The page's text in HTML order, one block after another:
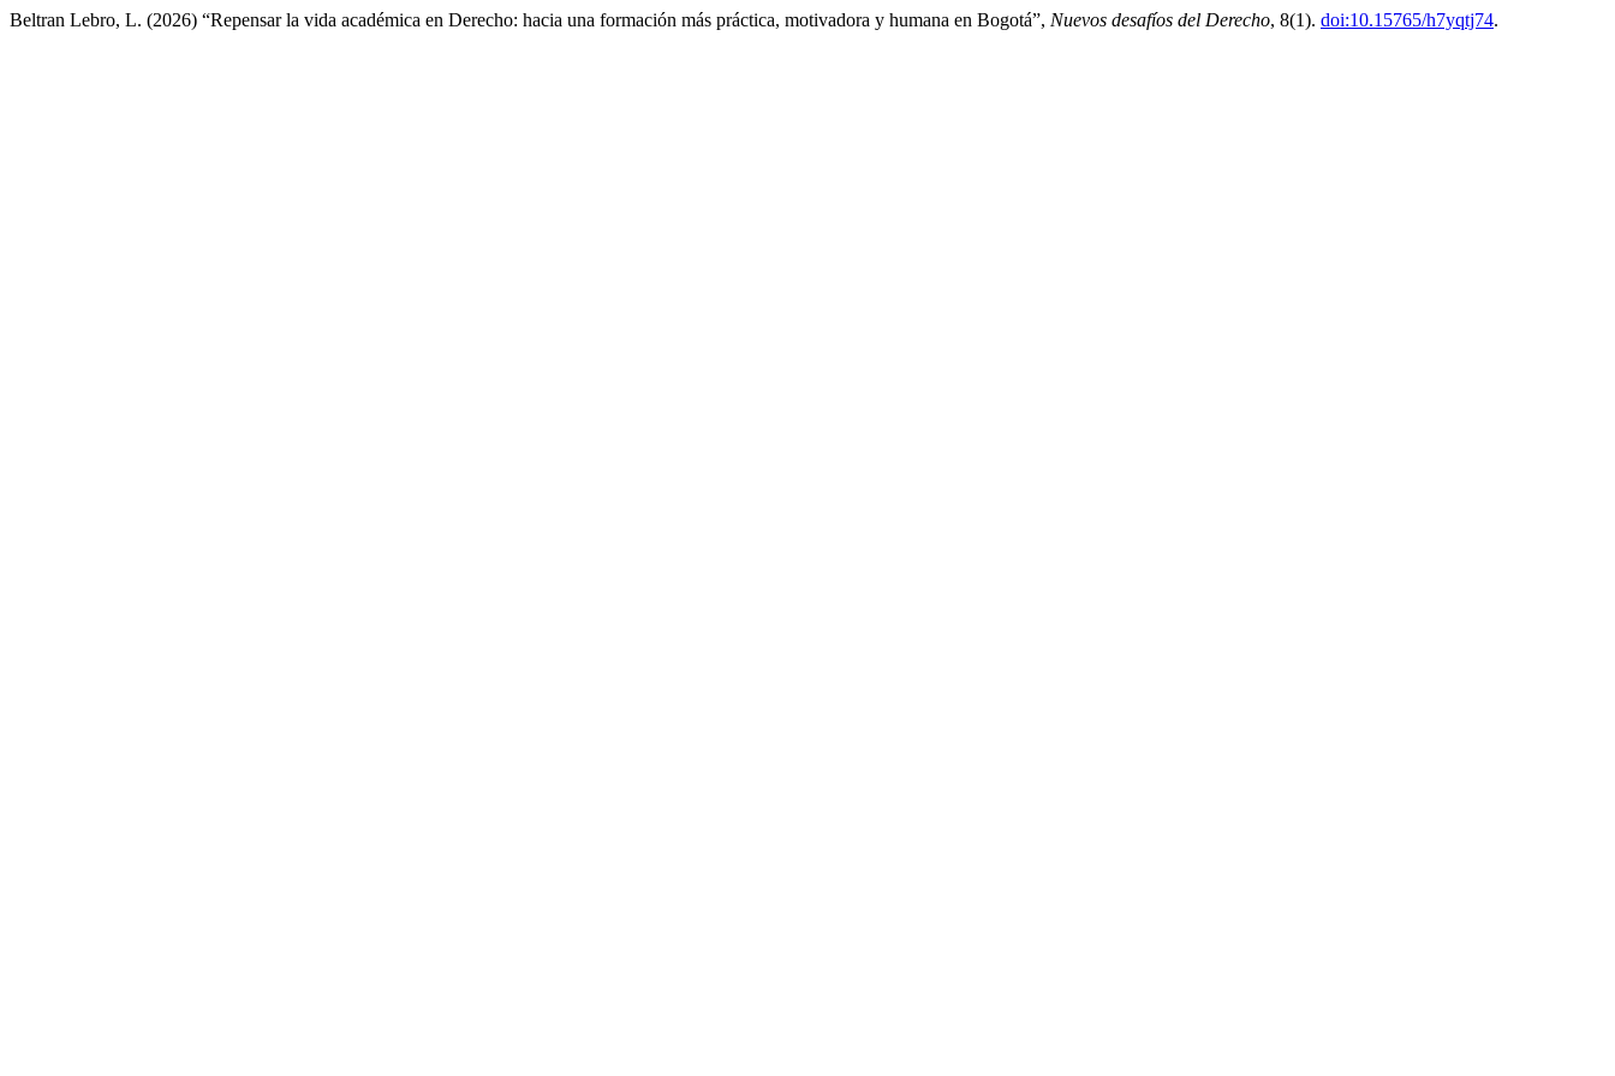
Beltran Lebro, L. (2026) “Repensar la vida académica en Derecho: hacia una formación más práctica, motivadora y humana en Bogotá”, Nuevos desafíos del Derecho, 8(1). doi:10.15765/h7yqtj74.